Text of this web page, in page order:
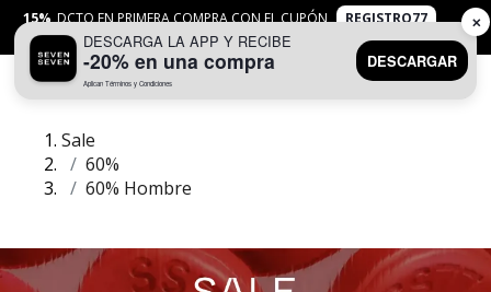
15% DCTO EN PRIMERA COMPRA CON EL CUPÓN
REGISTRO77
APLICANTYC
Sale
60%
60% Hombre
DESCARGA LA APP Y RECIBE
-20% en una compra
Aplican Términos y Condiciones
DESCARGAR
✕